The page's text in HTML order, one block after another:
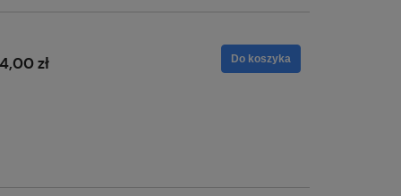
zł Do koszyka